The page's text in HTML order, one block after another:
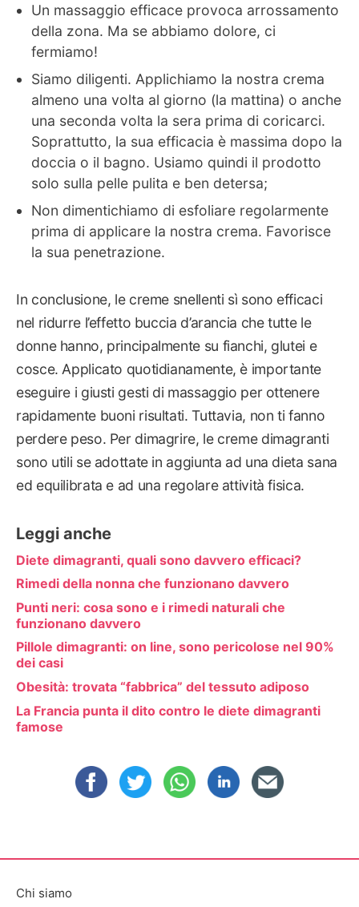
Un massaggio efficace provoca arrossamento
della zona. Ma se abbiamo dolore, ci
fermiamo!
Siamo diligenti. Applichiamo la nostra crema
almeno una volta al giorno (la mattina) o anche
una seconda volta la sera prima di coricarci.
Soprattutto, la sua efficacia è massima dopo la
doccia o il bagno. Usiamo quindi il prodotto
solo sulla pelle pulita e ben detersa;
Non dimentichiamo di esfoliare regolarmente
prima di applicare la nostra crema. Favorisce
la sua penetrazione.
In conclusione, le creme snellenti sì sono efficaci
nel ridurre l’effetto buccia d’arancia che tutte le
donne hanno, principalmente su fianchi, glutei e
cosce. Applicato quotidianamente, è importante
eseguire i giusti gesti di massaggio per ottenere
rapidamente buoni risultati. Tuttavia, non ti fanno
perdere peso. Per dimagrire, le creme dimagranti
sono utili se adottate in aggiunta ad una dieta sana
ed equilibrata e ad una regolare attività fisica.
Leggi anche
Diete dimagranti, quali sono davvero efficaci?
Rimedi della nonna che funzionano davvero
Punti neri: cosa sono e i rimedi naturali che
funzionano davvero
Pillole dimagranti: on line, sono pericolose nel 90%
dei casi
Obesità: trovata “fabbrica” del tessuto adiposo
La Francia punta il dito contro le diete dimagranti
famose
Chi siamo